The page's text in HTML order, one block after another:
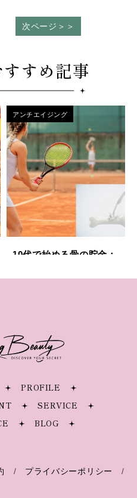
次ページ＞＞
すめ記事
アンチエイジング
10代で始める骨の貯金：
のすすめ
PROFILE
SERVICE
BLOG
/ プライバシーポリシー
/